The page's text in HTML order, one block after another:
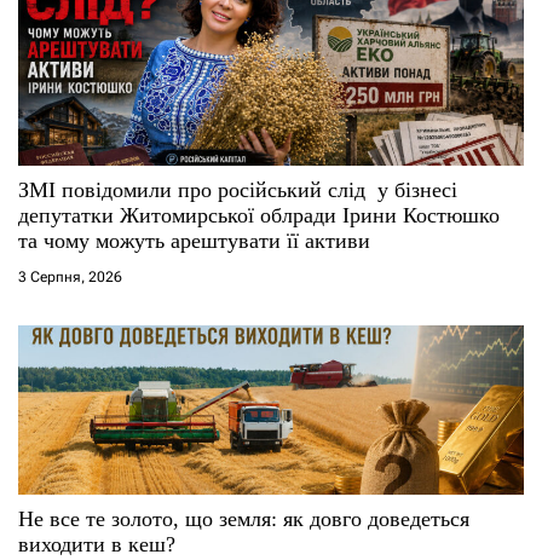
п
и
с
і
в
ЗМІ повідомили про російський слід у бізнесі
депутатки Житомирської облради Ірини Костюшко
та чому можуть арештувати її активи
3 Серпня, 2026
Не все те золото, що земля: як довго доведеться
виходити в кеш?